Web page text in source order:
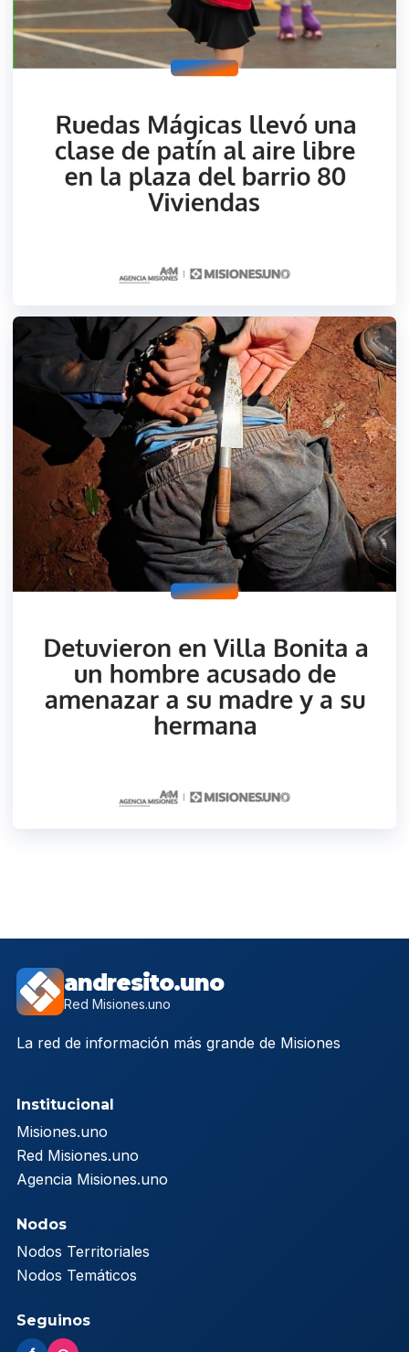
andresito.uno
Red Misiones.uno
La red de información más grande de Misiones
Institucional
Misiones.uno
Red Misiones.uno
Agencia Misiones.uno
Nodos
Nodos Territoriales
Nodos Temáticos
Seguinos